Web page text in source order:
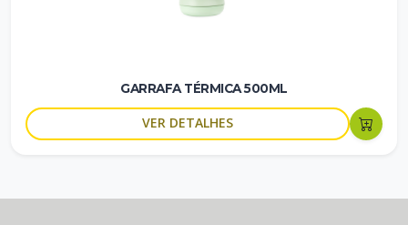
GARRAFA TÉRMICA 500ML
VER DETALHES